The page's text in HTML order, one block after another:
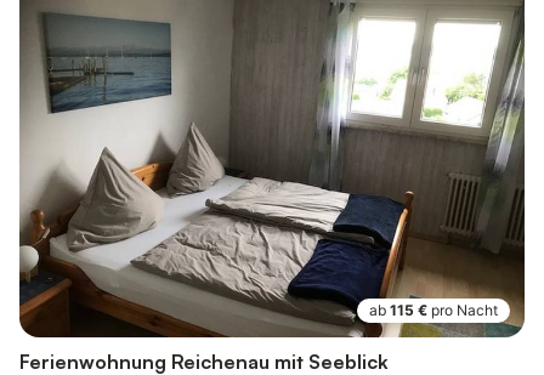
ab 115 € pro Nacht
Ferienwohnung Reichenau mit Seeblick